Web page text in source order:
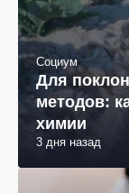
Социум
Для
методов:
химии